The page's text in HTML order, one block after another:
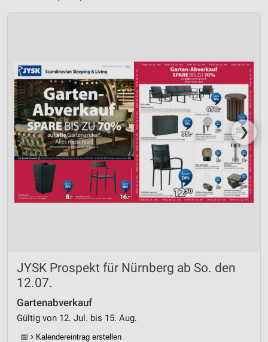
❯
JYSK Prospekt für Nürnberg ab So. den
12.07.
Gartenabverkauf
Gültig von 12. Jul. bis 15. Aug.
📅 Kalendereintrag erstellen